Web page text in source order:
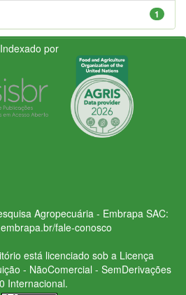
1
Indexado por
Agropecuária - Embrapa SAC:
fale-conosco
está licenciado sob a Licença
- NãoComercial - SemDerivações
Internacional.